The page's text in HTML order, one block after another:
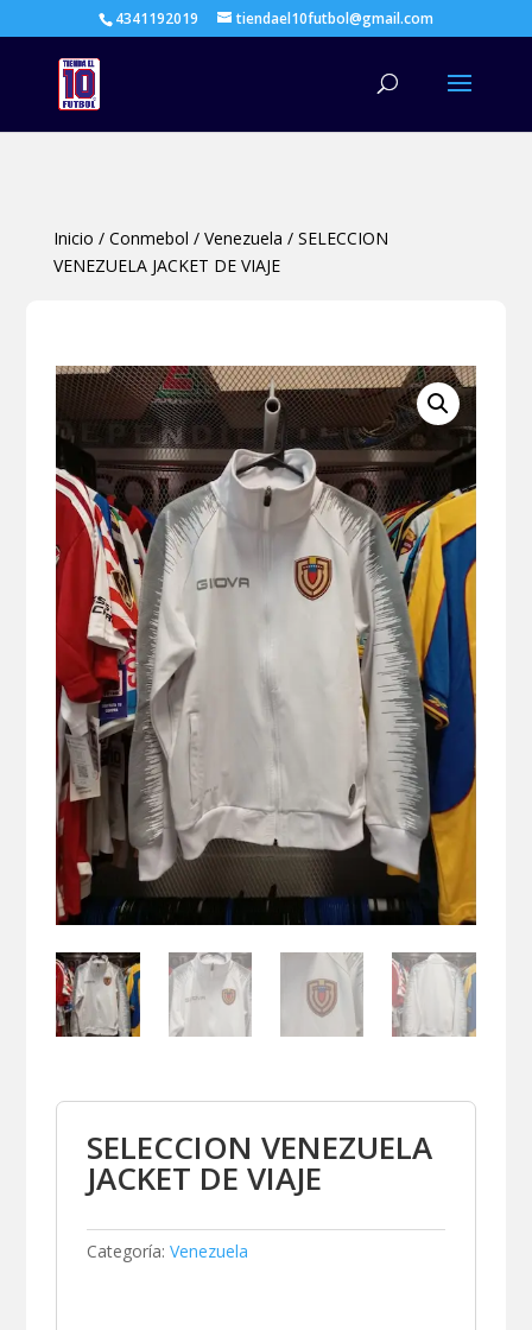
4341192019 tiendael10futbol@gmail.com
Inicio / Conmebol / Venezuela / SELECCION
VENEZUELA JACKET DE VIAJE
SELECCION VENEZUELA
JACKET DE VIAJE
Categoría: Venezuela